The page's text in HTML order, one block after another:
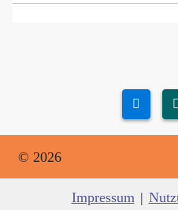
© 2026
Impressum |